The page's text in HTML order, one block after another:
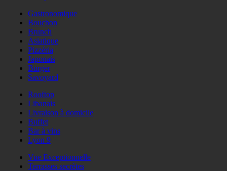
Gastronomique
Bouchon
Brunch
Asiatique
Pizzéria
Japonais
Burger
Savoyard
Rooftop
Libanais
Livraison à domicile
Buffet
Bar à vins
Lyon 9
Vue Exceptionnelle
Terrasses secrètes